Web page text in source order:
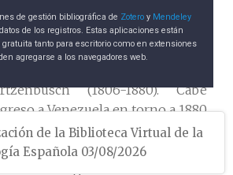
miembros de la intelectualidad
constancia de su relación
político Emilio Castelar (1832-
(1806-1880). Cabe
a Venezuela en torno a 1880
en la Universidad de Carabobo,
con sus labores intelectuales
de gestión bibliográfica de Zoteroy Mendeley
de los registros. Estas aplicaciones están
tanto para escritorio como en extensiones
agregarse a los navegadores web.
de la Biblioteca Virtual de la
Española 03/08/2026